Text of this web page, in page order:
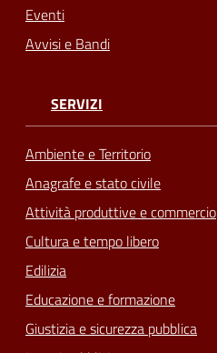
Eventi
Avvisi e Bandi
SERVIZI
Ambiente e Territorio
Anagrafe e stato civile
Attività produttive e commercio
Cultura e tempo libero
Edilizia
Educazione e formazione
Giustizia e sicurezza pubblica